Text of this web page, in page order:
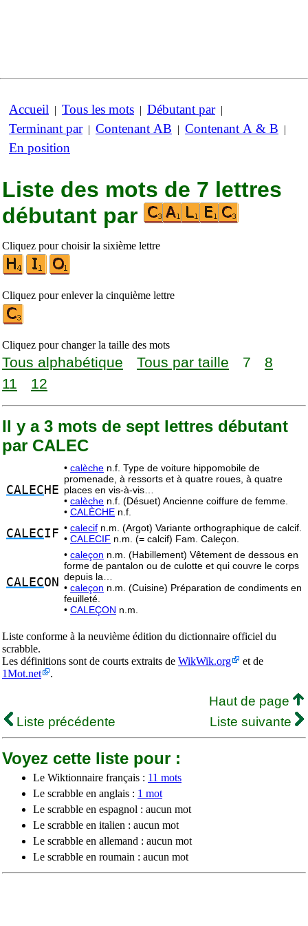
Accueil | Tous les mots | Débutant par|
Terminant par| Contenant AB | Contenant A & B |
En position
Liste des mots de 7 lettres
débutant par
Cliquez pour choisir la sixième lettre
Cliquez pour enlever la cinquième lettre
Cliquez pour changer la taille des mots
Tous alphabétique Tous par taille 7
8
11
12
Il y a 3 mots de sept lettres débutant
par CALEC
CALEC HE
• calèche n.f. Type de voiture hippomobile de
promenade, à ressorts et à quatre roues, à quatre
places en vis-à-vis…
• calèche n.f. (Désuet) Ancienne coiffure de femme.
• CALÈCHE n.f.
CALECIF • calecif n.m. (Argot) Variante orthographique de calcif.
• CALECIF n.m. (= calcif) Fam. Caleçon.
CALECON
• caleçon n.m. (Habillement) Vêtement de dessous en
forme de pantalon ou de culotte et qui couvre le corps
depuis la…
• caleçon n.m. (Cuisine) Préparation de condiments en
feuilleté.
• CALEÇON n.m.
Liste conforme à la neuvième édition du dictionnaire officiel du
scrabble.
Les définitions sont de courts extraits de WikWik.org
et de
1Mot.net
.
Haut de page
Liste précédente
Liste suivante
Voyez cette liste pour :
Le Wiktionnaire français : 11 mots
Le scrabble en anglais : 1 mot
Le scrabble en espagnol : aucun mot
Le scrabble en italien : aucun mot
Le scrabble en allemand : aucun mot
Le scrabble en roumain : aucun mot